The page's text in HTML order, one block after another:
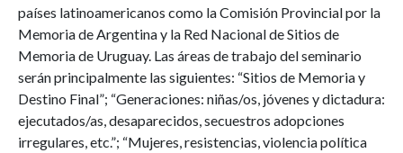
países latinoamericanos como la Comisión Provincial por la
Memoria de Argentina y la Red Nacional de Sitios de
Memoria de Uruguay. Las áreas de trabajo del seminario
serán principalmente las siguientes: “Sitios de Memoria y
Destino Final”; “Generaciones: niñas/os, jóvenes y dictadura:
ejecutados/as, desaparecidos, secuestros adopciones
irregulares, etc.”; “Mujeres, resistencias, violencia política